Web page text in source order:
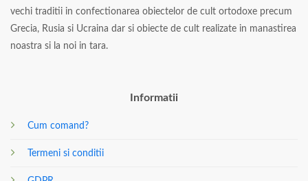
vechi traditii in confectionarea obiectelor de cult ortodoxe precum
Grecia, Rusia si Ucraina dar si obiecte de cult realizate in manastirea
noastra si la noi in tara.
Informatii
Cum comand?
Termeni si conditii